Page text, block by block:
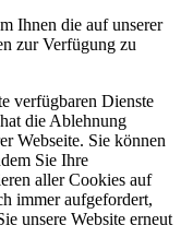
Ihnen die auf unserer
zur Verfügung zu
verfügbaren Dienste
die Ablehnung
Webseite. Sie können
Sie Ihre
aller Cookies auf
immer aufgefordert,
unsere Website erneut